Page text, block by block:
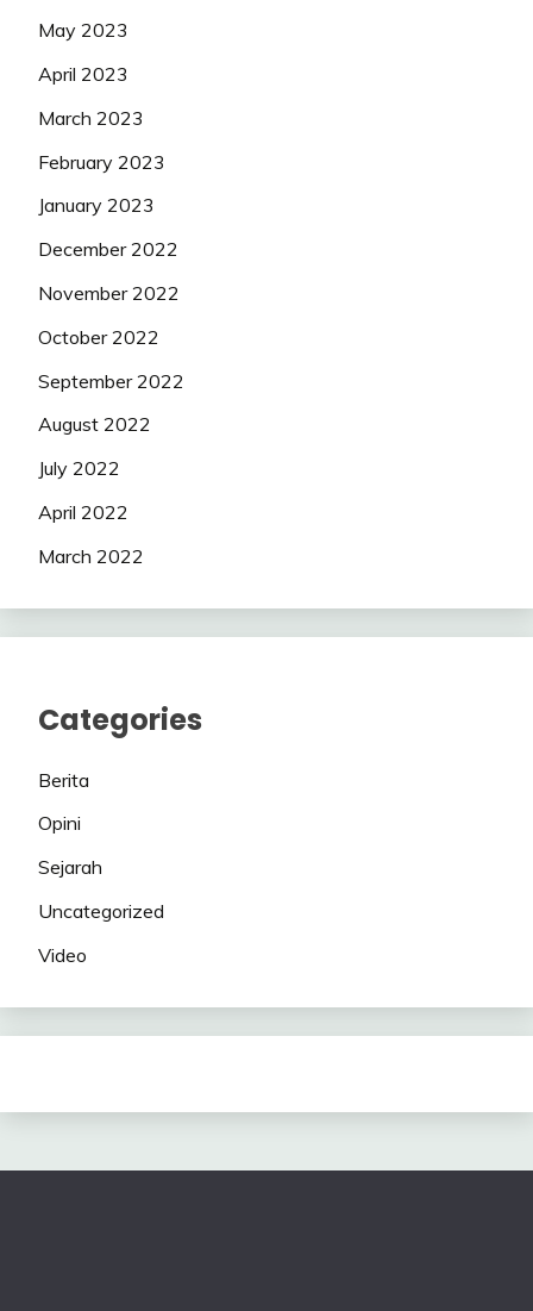
May 2023
April 2023
March 2023
February 2023
January 2023
December 2022
November 2022
October 2022
September 2022
August 2022
July 2022
April 2022
March 2022
Categories
Berita
Opini
Sejarah
Uncategorized
Video